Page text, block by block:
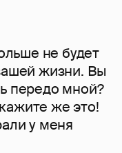
не будет
жизни. Вы
передо мной?
же это!
у меня